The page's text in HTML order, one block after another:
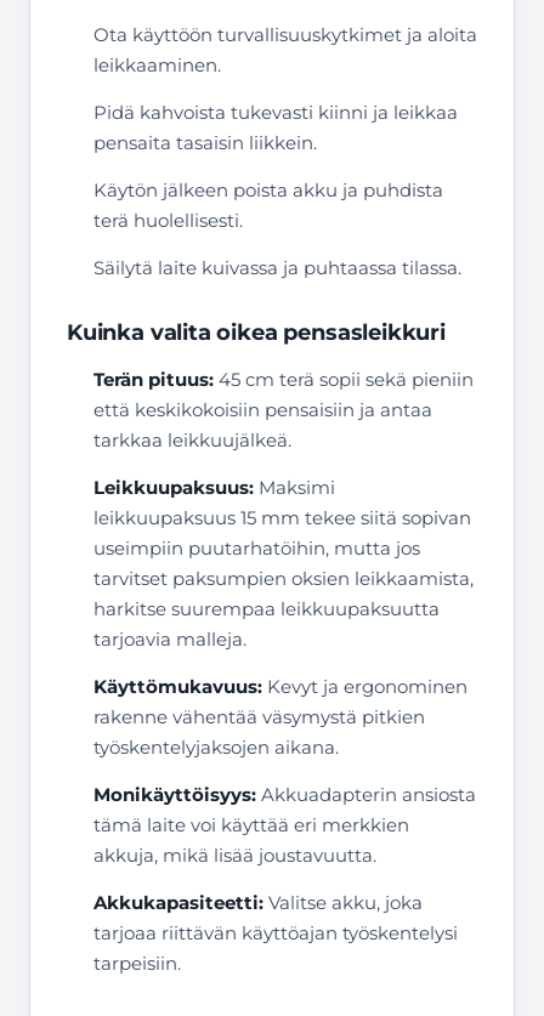
Ota käyttöön turvallisuuskytkimet ja aloita
leikkaaminen.
Pidä kahvoista tukevasti kiinni ja leikkaa
pensaita tasaisin liikkein.
Käytön jälkeen poista akku ja puhdista
terä huolellisesti.
Säilytä laite kuivassa ja puhtaassa tilassa.
Kuinka valita oikea pensasleikkuri
Terän pituus: 45 cm terä sopii sekä pieniin
että keskikokoisiin pensaisiin ja antaa
tarkkaa leikkuujälkeä.
Leikkuupaksuus: Maksimi
leikkuupaksuus 15 mm tekee siitä sopivan
useimpiin puutarhatöihin, mutta jos
tarvitset paksumpien oksien leikkaamista,
harkitse suurempaa leikkuupaksuutta
tarjoavia malleja.
Käyttömukavuus: Kevyt ja ergonominen
rakenne vähentää väsymystä pitkien
työskentelyjaksojen aikana.
Monikäyttöisyys: Akkuadapterin ansiosta
tämä laite voi käyttää eri merkkien
akkuja, mikä lisää joustavuutta.
Akkukapasiteetti: Valitse akku, joka
tarjoaa riittävän käyttöajan työskentelysi
tarpeisiin.